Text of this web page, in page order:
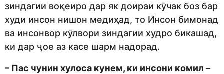
зиндагии воқеиро дар як доираи кӯчак боз бар
худи инсон нишон медиҳад, то Инсон бимонад
ва инсонвор кӯлвори зиндагии худро бикашад,
ки дар ҷое аз касе шарм надорад.
– Пас чунин хулоса кунем, ки инсони комил –